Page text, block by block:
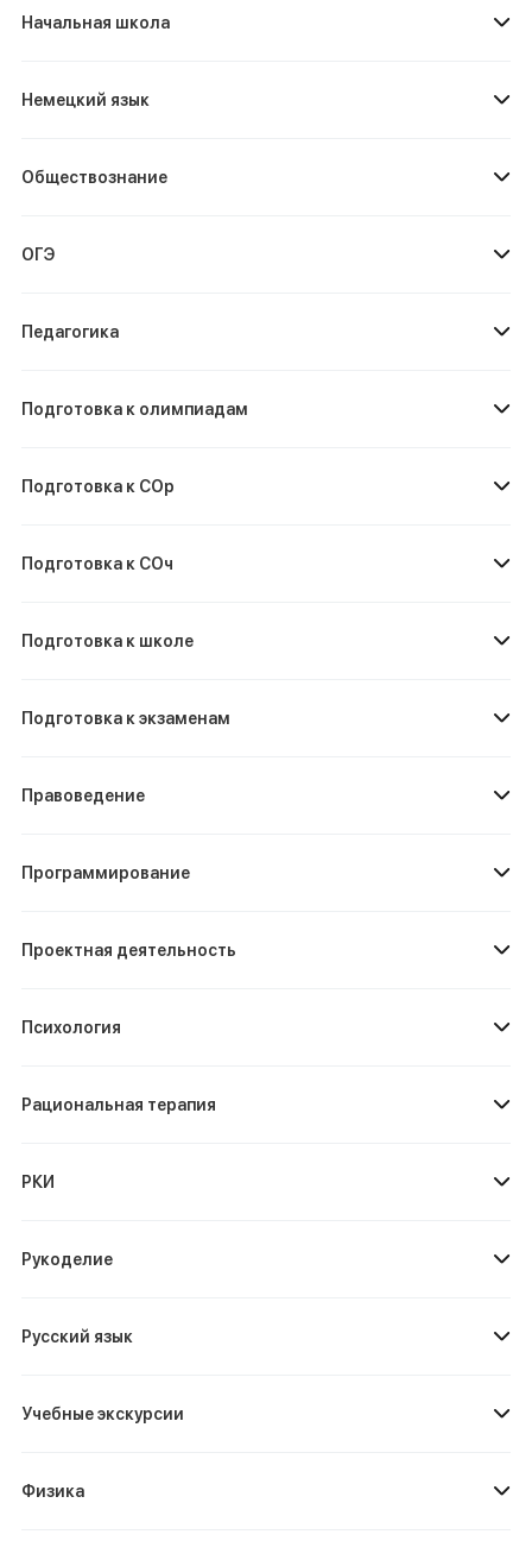
Начальная школа
Немецкий язык
Обществознание
ОГЭ
Педагогика
Подготовка к олимпиадам
Подготовка к СОр
Подготовка к СОч
Подготовка к школе
Подготовка к экзаменам
Правоведение
Программирование
Проектная деятельность
Психология
Рациональная терапия
РКИ
Рукоделие
Русский язык
Учебные экскурсии
Физика